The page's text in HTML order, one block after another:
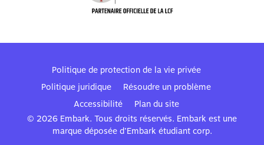
Politique de protection de la vie privée
Politique juridique
Résoudre un problème
Accessibilité
Plan du site
© 2026 Embark. Tous droits réservés. Embark est une
marque déposée d’Embark étudiant corp.